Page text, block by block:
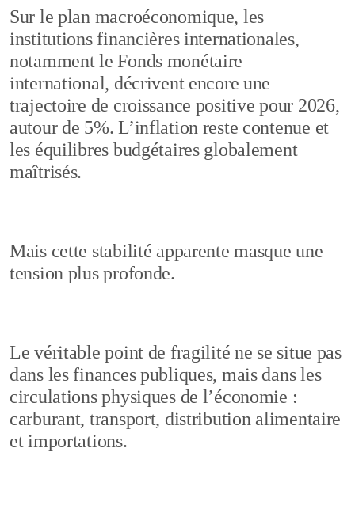
Sur le plan macroéconomique, les
institutions financières internationales,
notamment le Fonds monétaire
international, décrivent encore une
trajectoire de croissance positive pour 2026,
autour de 5%. L’inflation reste contenue et
les équilibres budgétaires globalement
maîtrisés.
Mais cette stabilité apparente masque une
tension plus profonde.
Le véritable point de fragilité ne se situe pas
dans les finances publiques, mais dans les
circulations physiques de l’économie :
carburant, transport, distribution alimentaire
et importations.